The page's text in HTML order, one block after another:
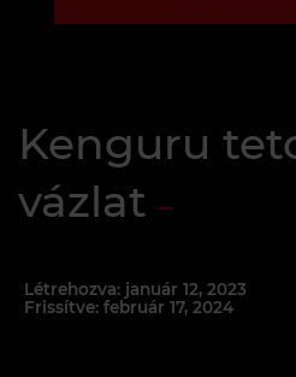
Kenguru
vázlat
Létrehozva: január 12, 2023
Frissítve: február 17, 2024